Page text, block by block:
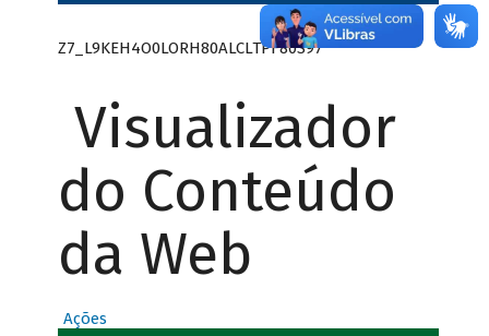
Z7_L9KEH4O0LORH80ALCLTPF80S97
Visualizador
do Conteúdo
da Web
Ações